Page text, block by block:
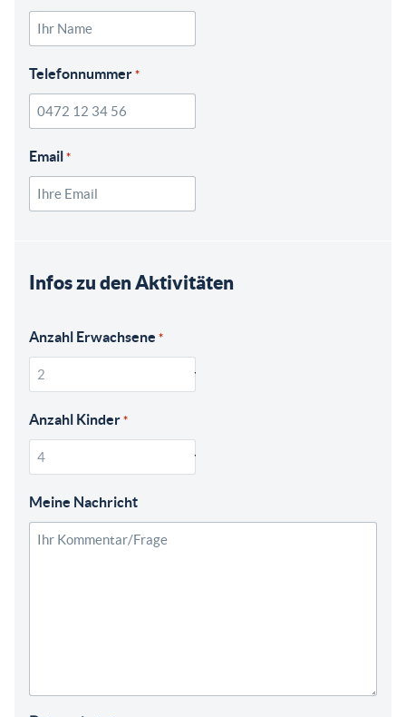
Telefonnummer *
Email *
Infos zu den Aktivitäten
Anzahl Erwachsene *
Anzahl Kinder *
Meine Nachricht